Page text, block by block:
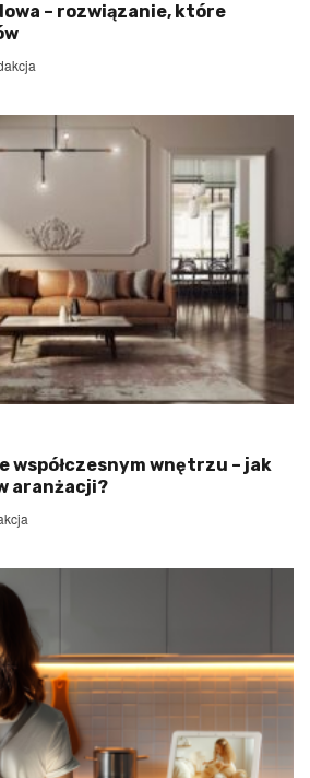
– rozwiązanie, które
współczesnym wnętrzu – jak
aranżacji?